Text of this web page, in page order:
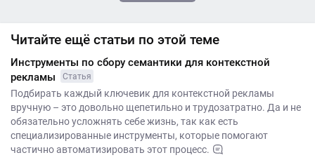
Читайте ещё статьи по этой теме
Инструменты по сбору семантики для контекстной
рекламы
Статья
Подбирать каждый ключевик для контекстной рекламы
вручную – это довольно щепетильно и трудозатратно. Да и не
обязательно усложнять себе жизнь, так как есть
специализированные инструменты, которые помогают
частично автоматизировать этот процесс.